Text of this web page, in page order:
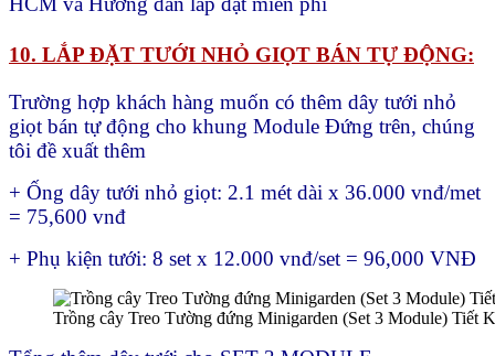
10. LẮP ĐẶT TƯỚI NHỎ GIỌT BÁN TỰ ĐỘNG:
Trường hợp khách hàng muốn có thêm dây tưới nhỏ
giọt bán tự động cho khung Module Đứng trên, chúng
tôi đề xuất thêm
+ Ống dây tưới nhỏ giọt: 2.1 mét dài x 36.000 vnđ/met
= 75,600 vnđ
+ Phụ kiện tưới: 8 set x 12.000 vnđ/set = 96,000 VNĐ
Trồng cây Treo Tường đứng Minigarden (Set 3 Module) Tiết